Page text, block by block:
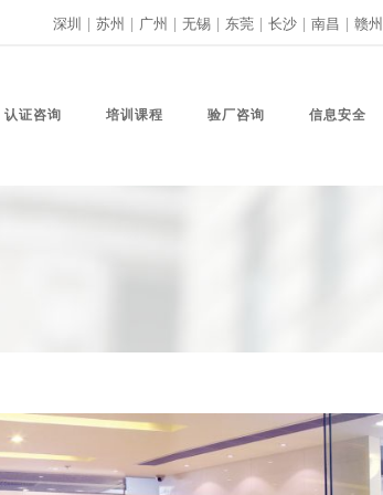
深圳 | 苏州 | 广州 | 无锡 | 东莞 | 长沙 | 南昌 | 赣州
认证咨询 培训课程 验厂咨询 信息安全